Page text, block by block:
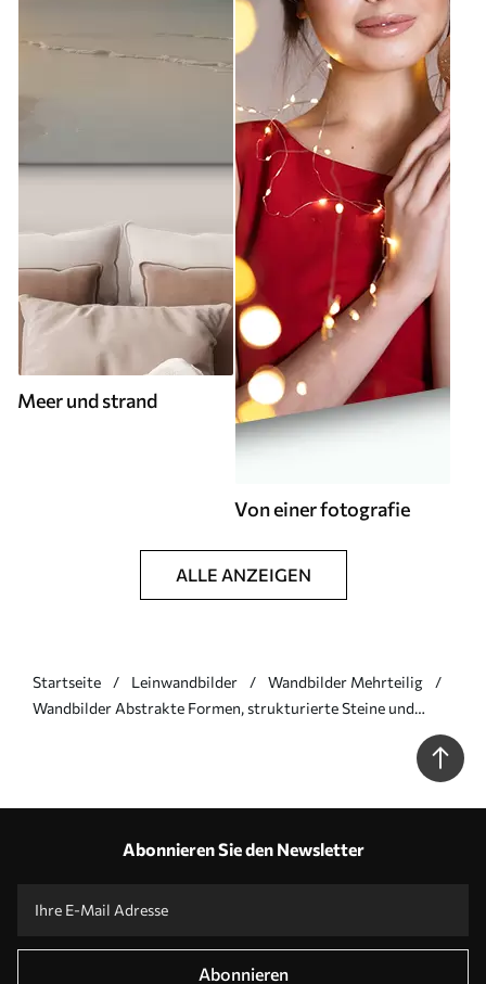
Meer und strand
Von einer fotografie
ALLE ANZEIGEN
Startseite Leinwandbilder
Wandbilder Mehrteilig
Wandbilder Abstrakte Formen, strukturierte Steine und
Abonnieren Sie den Newsletter
Abonnieren